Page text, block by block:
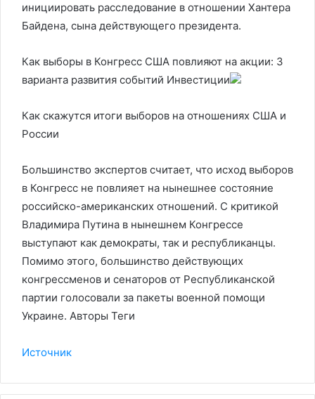
инициировать расследование в отношении Хантера
Байдена, сына действующего президента.
Как выборы в Конгресс США повлияют на акции: 3
варианта развития событий Инвестиции
Как скажутся итоги выборов на отношениях США и
России
Большинство экспертов считает, что исход выборов
в Конгресс не повлияет на нынешнее состояние
российско-американских отношений. С критикой
Владимира Путина в нынешнем Конгрессе
выступают как демократы, так и республиканцы.
Помимо этого, большинство действующих
конгрессменов и сенаторов от Республиканской
партии голосовали за пакеты военной помощи
Украине. Авторы Теги
Источник